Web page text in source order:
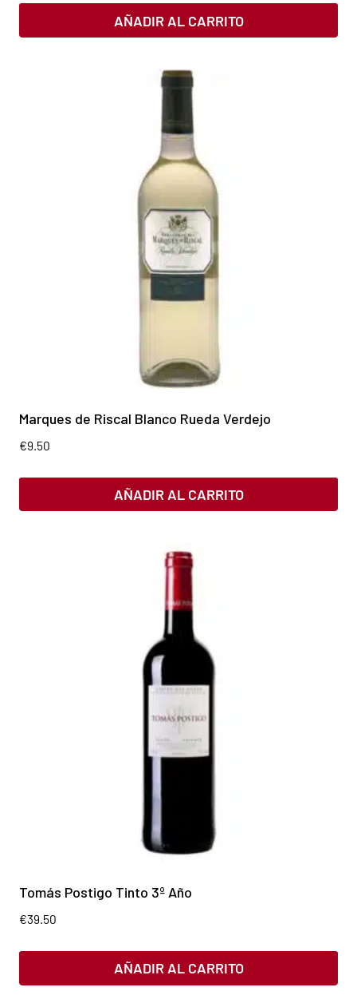
AÑADIR AL CARRITO
Marques de Riscal Blanco Rueda Verdejo
€9.50
AÑADIR AL CARRITO
Tomás Postigo Tinto 3º Año
€39.50
AÑADIR AL CARRITO